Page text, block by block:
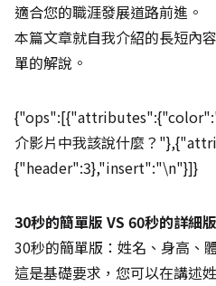
適合您的職涯發展道路前進。
本篇文章就自我介紹的長短內
單的解說。
介影片中我該說什麼？
{"header":3},"insert":"\n"}]}
30秒的簡單版 VS 60秒的詳細版
30秒的簡單版：姓名、身高、
這是基礎要求，您可以在講述